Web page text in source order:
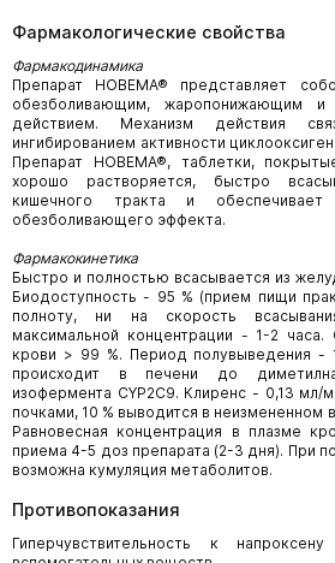
Фармакологические свойства
Фармакодинамика
Препарат НОВЕМА® представляет
обезболивающим, жаропонижающим и
действием. Механизм действия
ингибированием активности
Препарат НОВЕМА®, таблетки,
хорошо растворяется, быстро
кишечного тракта и обеспечивает
обезболивающего эффекта.
Фармакокинетика
Быстро и полностью всасывается из
Биодоступность - 95 % (прием пищи
полноту, ни на скорость
максимальной концентрации - 1-2
крови > 99 %. Период полувыведения -
происходит в печени до
изофермента CYP2C9. Клиренс - 0,13 мл/
почками, 10 % выводится в неизмененном
Равновесная концентрация в плазме
приема 4-5 доз препарата (2-3 дня). При
возможна кумуляция метаболитов.
Противопоказания
Гиперчувствительность к